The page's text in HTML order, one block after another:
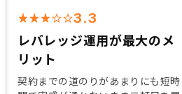
3.3
レバレッジ運用が最大のメ
リット
契約までの道のりがあまりにも短時